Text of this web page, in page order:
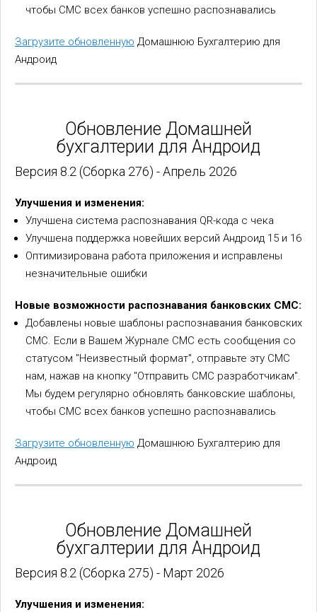
чтобы СМС всех банков успешно распознавались
Загрузите обновленную Домашнюю Бухгалтерию для
Андроид
Обновление Домашней
бухгалтерии для Андроид
Версия 8.2 (Сборка 276) - Апрель 2026
Улучшения и изменения:
Улучшена система распознавания QR-кода с чека
Улучшена поддержка новейших версий Андроид 15 и 16
Оптимизирована работа приложения и исправлены
незначительные ошибки
Новые возможности распознавания банковских СМС:
Добавлены новые шаблоны распознавания банковских
СМС. Если в Вашем Журнале СМС есть сообщения со
статусом "Неизвестный формат", отправьте эту СМС
нам, нажав на кнопку "Отправить СМС разработчикам".
Мы будем регулярно обновлять банковские шаблоны,
чтобы СМС всех банков успешно распознавались
Загрузите обновленную Домашнюю Бухгалтерию для
Андроид
Обновление Домашней
бухгалтерии для Андроид
Версия 8.2 (Сборка 275) - Март 2026
Улучшения и изменения: